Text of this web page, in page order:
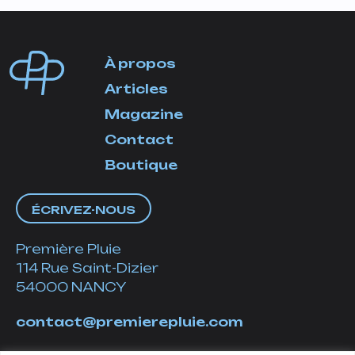
À propos
Articles
Magazine
Contact
Boutique
ÉCRIVEZ-NOUS
Première Pluie
114 Rue Saint-Dizier
54000 NANCY
contact@premierepluie.com